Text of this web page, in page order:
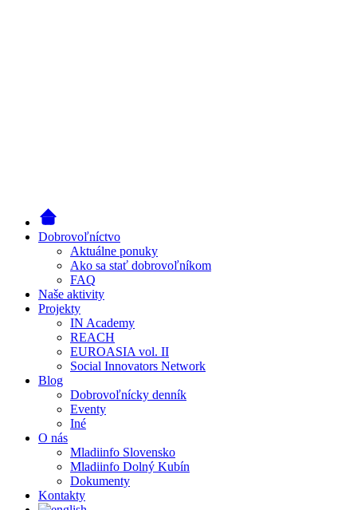
Dobrovoľníctvo
Aktuálne ponuky
Ako sa stať dobrovoľníkom
FAQ
Naše aktivity
Projekty
IN Academy
REACH
EUROASIA vol. II
Social Innovators Network
Blog
Dobrovoľnícky denník
Eventy
Iné
O nás
Mladiinfo Slovensko
Mladiinfo Dolný Kubín
Dokumenty
Kontakty